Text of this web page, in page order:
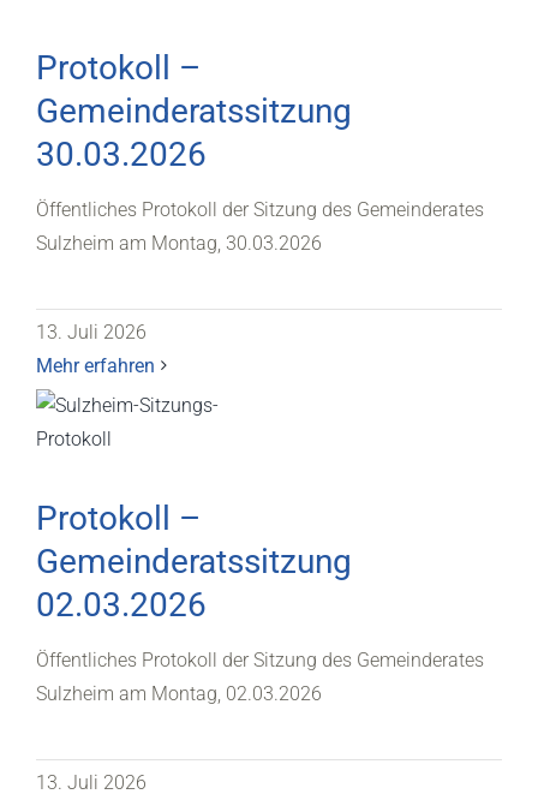
Protokoll –
Gemeinderatssitzung
30.03.2026
Öffentliches Protokoll der Sitzung des Gemeinderates
Sulzheim am Montag, 30.03.2026
13. Juli 2026
Mehr erfahren
Protokoll –
Gemeinderatssitzung
02.03.2026
Öffentliches Protokoll der Sitzung des Gemeinderates
Sulzheim am Montag, 02.03.2026
13. Juli 2026